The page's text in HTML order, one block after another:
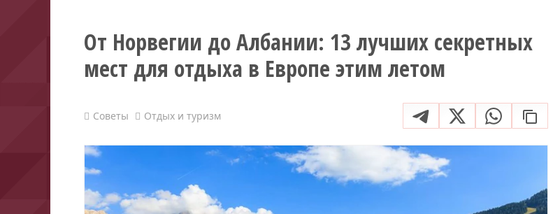
От Норвегии до Албании: 13 лучших секретных
мест для отдыха в Европе этим летом
Советы Отдых и туризм